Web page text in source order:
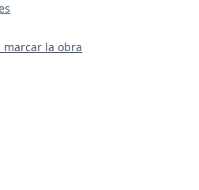
marcar la obra